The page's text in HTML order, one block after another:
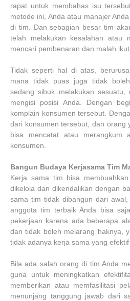
rapat untuk membahas isu
metode ini, Anda atau manajer
di tim. Dan sebagian besar tim
telah melakukan kesalahan atau
mencari pembenaran dan malah
Tidak seperti hal di atas,
mana tidak puas juga tidak
sedang sibuk melakukan
mengisi posisi Anda. Dengan
komplain konsumen tersebut.
dari konsumen tersebut, dan orang
bisa mencatat atau merangkum
konsumen.
Bangun Budaya Kerjasama Tim
Kerja sama tim bisa
dikelola dan dikendalikan dengan
sama tim tidak dibangun dari
anggota tim terbaik Anda bisa
pekerjaan karena ada beberapa
dan tidak boleh melarang haknya,
tidak adanya kerja sama yang
Bila ada salah orang di tim Anda
guna untuk meningkatkan
memberikan atau memfasilitasi
menunjang tanggung jawab dari